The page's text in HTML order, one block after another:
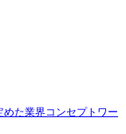
めた業界コンセプトワー